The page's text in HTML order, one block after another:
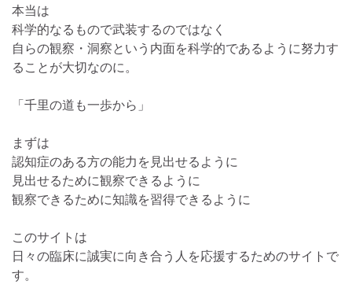
本当は
科学的なるもので武装するのではなく
自らの観察・洞察という内面を科学的であるように努力す
ることが大切なのに。
「千里の道も一歩から」
まずは
認知症のある方の能力を見出せるように
見出せるために観察できるように
観察できるために知識を習得できるように
このサイトは
日々の臨床に誠実に向き合う人を応援するためのサイトで
す。